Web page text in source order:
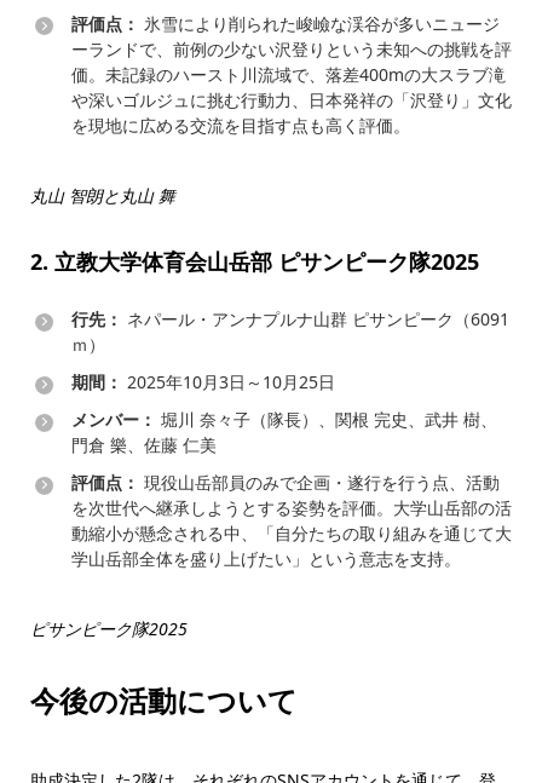
評価点： 氷雪により削られた峻嶮な渓谷が多いニュージ
ーランドで、前例の少ない沢登りという未知への挑戦を評
価。未記録のハースト川流域で、落差400mの大スラブ滝
や深いゴルジュに挑む行動力、日本発祥の「沢登り」文化
を現地に広める交流を目指す点も高く評価。
丸山 智朗と丸山 舞
2. 立教大学体育会山岳部 ピサンピーク隊2025
行先： ネパール・アンナプルナ山群 ピサンピーク（6091
ｍ）
期間： 2025年10月3日～10月25日
メンバー： 堀川 奈々子（隊長）、関根 完史、武井 樹、
門倉 樂、佐藤 仁美
評価点： 現役山岳部員のみで企画・遂行を行う点、活動
を次世代へ継承しようとする姿勢を評価。大学山岳部の活
動縮小が懸念される中、「自分たちの取り組みを通じて大
学山岳部全体を盛り上げたい」という意志を支持。
ピサンピーク隊2025
今後の活動について